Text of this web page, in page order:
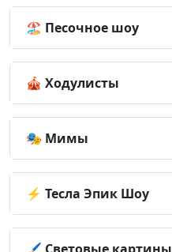
🏖️ Песочное шоу
🎪 Ходулисты
🎭 Мимы
⚡ Тесла Эпик Шоу